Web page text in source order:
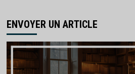
ENVOYER UN ARTICLE